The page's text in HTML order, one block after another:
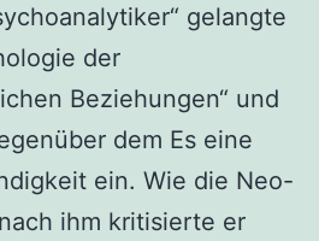
gelangte
der
Beziehungen“ und
dem Es eine
ein. Wie die Neo-
ihm kritisierte er